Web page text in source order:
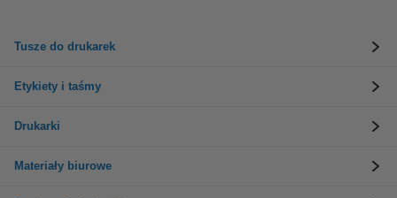
Tusze do drukarek
Etykiety i taśmy
Drukarki
Materiały biurowe